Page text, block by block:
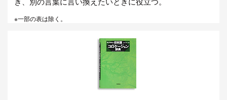
※一部の表は除く。